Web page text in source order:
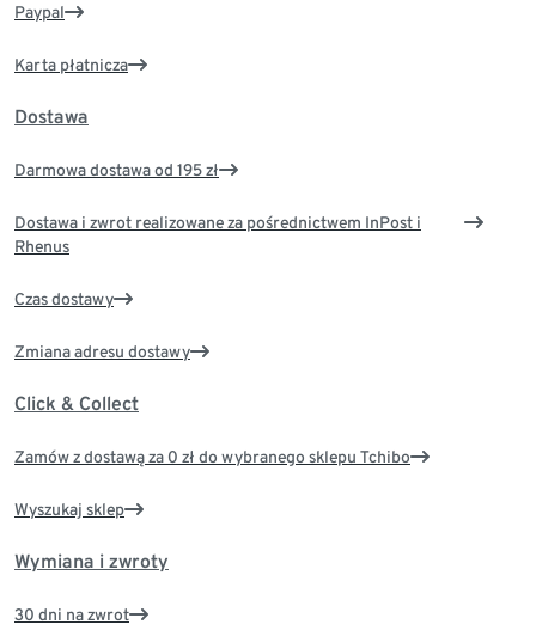
Paypal
Karta płatnicza
Dostawa
Darmowa dostawa od 195 zł
Dostawa i zwrot realizowane za pośrednictwem InPost i
Rhenus
Czas dostawy
Zmiana adresu dostawy
Click & Collect
Zamów z dostawą za 0 zł do wybranego sklepu Tchibo
Wyszukaj sklep
Wymiana i zwroty
30 dni na zwrot